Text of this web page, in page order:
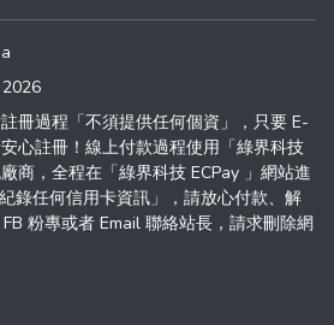
冊過程「不須提供任何個資」，只要 E-
心註冊！線上付款過程使用「綠界科技
商，全程在「綠界科技 ECPay 」網站進
錄任何信用卡資訊」，請放心付款、解
粉專或者 Email 聯絡站長，請求刪除網